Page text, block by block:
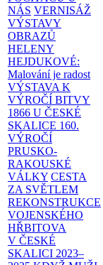
NÁS VERNISÁŽ
VÝSTAVY
OBRAZŮ
HELENY
HEJDUKOVÉ:
Malování je radost
VÝSTAVA K
VÝROČÍ BITVY
1866 U ČESKÉ
SKALICE 160.
VÝROČÍ
PRUSKO-
RAKOUSKÉ
VÁLKY CESTA
ZA SVĚTLEM
REKONSTRUKCE
VOJENSKÉHO
HŘBITOVA
V ČESKÉ
SKALICI 2023–